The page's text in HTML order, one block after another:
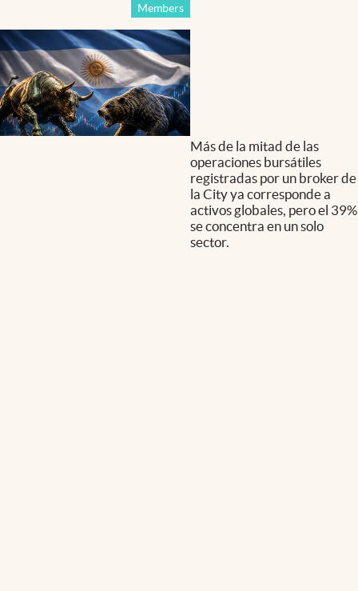
Members
Más de la mitad de las
operaciones bursátiles
registradas por un broker de
la City ya corresponde a
activos globales, pero el 39%
se concentra en un solo
sector.